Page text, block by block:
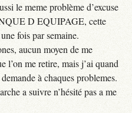
le meme problème d’excuse
D EQUIPAGE, cette
fois par semaine.
aucun moyen de me
l’on me retire, mais j’ai quand
à chaques problemes.
a suivre n’hésité pas a me